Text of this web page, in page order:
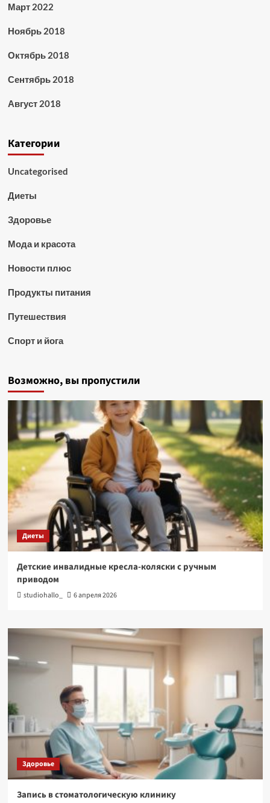
Март 2022
Ноябрь 2018
Октябрь 2018
Сентябрь 2018
Август 2018
Категории
Uncategorised
Диеты
Здоровье
Мода и красота
Новости плюс
Продукты питания
Путешествия
Спорт и йога
Возможно, вы пропустили
Диеты
Детские инвалидные кресла-коляски с ручным
приводом
studiohallo_ 6 апреля 2026
Здоровье
Запись в стоматологическую клинику